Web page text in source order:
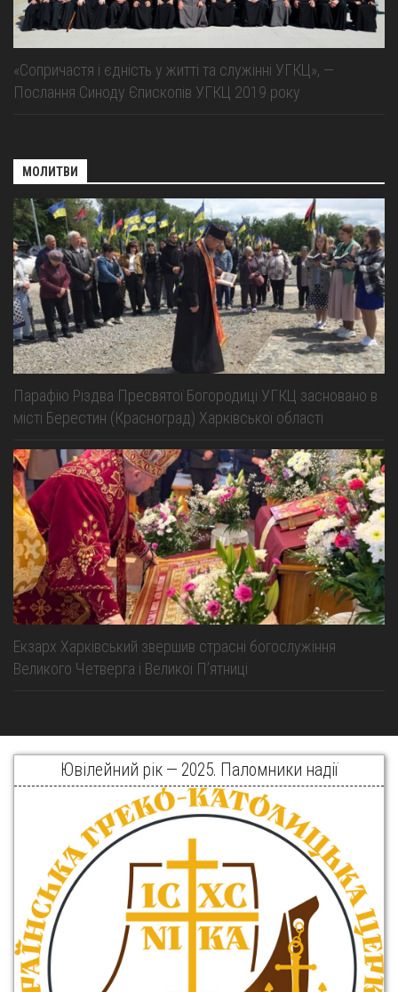
«Сопричастя і єдність у житті та служінні УГКЦ», —
Послання Синоду Єпископів УГКЦ 2019 року
МОЛИТВИ
Парафію Різдва Пресвятої Богородиці УГКЦ засновано в
місті Берестин (Красноград) Харківської області
Екзарх Харківський звершив страсні богослужіння
Великого Четверга і Великої Пʼятниці
Ювілейний рік — 2025. Паломники надії